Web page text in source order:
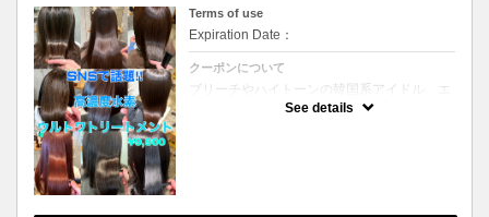
Terms of use
Expiration Date：
クーポンについて
ブリーチやハイトーンの韓国系アイドル、エ
イジング毛にお悩みの美魔女も夢中！全ての
世代、髪質、メニューに対応できる髪質改善
See details